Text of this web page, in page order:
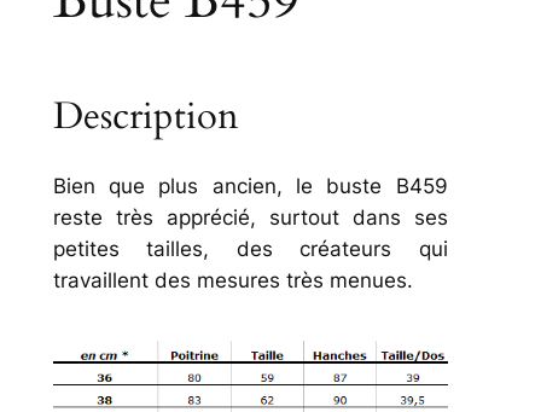
Description
Bien que plus ancien, le buste B459
reste très apprécié, surtout dans ses
petites tailles, des créateurs qui
travaillent des mesures très menues.